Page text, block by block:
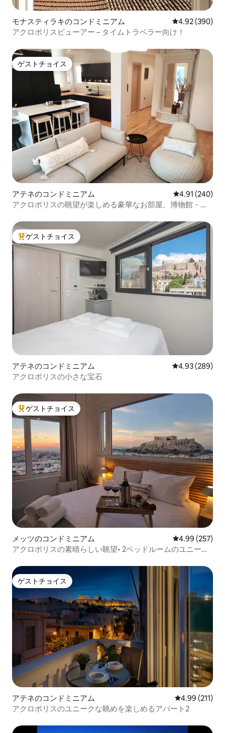
モナスティラキのコンドミニアム レビュー390
4.92 (390)
アクロポリスビューアー – タイムトラベラー向け！
ゲストチョイス
ゲストチョイス
アテネのコンドミニアム レビュー240
4.91 (240)
アクロポリスの眺望が楽しめる豪華なお部屋、博物館・地
大好評のゲストチョイスです。
ゲストチョイス
アテネのコンドミニアム レビュー289
4.93 (289)
アクロポリスの小さな宝石
大好評のゲストチョイスです。
ゲストチョイス
メッツのコンドミニアム レビュー257
4.99 (257)
アクロポリスの素晴らしい眺望• 2ベッドルームのユニーク
ゲストチョイス
ゲストチョイス
アテネのコンドミニアム レビュー211
4.99 (211)
アクロポリスのユニークな眺めを楽しめるアパート2